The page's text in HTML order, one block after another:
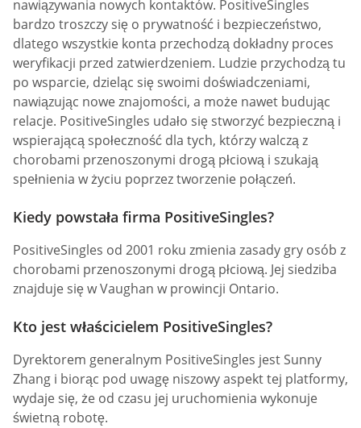
nawiązywania nowych kontaktów. PositiveSingles
bardzo troszczy się o prywatność i bezpieczeństwo,
dlatego wszystkie konta przechodzą dokładny proces
weryfikacji przed zatwierdzeniem. Ludzie przychodzą tu
po wsparcie, dzieląc się swoimi doświadczeniami,
nawiązując nowe znajomości, a może nawet budując
relacje. PositiveSingles udało się stworzyć bezpieczną i
wspierającą społeczność dla tych, którzy walczą z
chorobami przenoszonymi drogą płciową i szukają
spełnienia w życiu poprzez tworzenie połączeń.
Kiedy powstała firma PositiveSingles?
PositiveSingles od 2001 roku zmienia zasady gry osób z
chorobami przenoszonymi drogą płciową. Jej siedziba
znajduje się w Vaughan w prowincji Ontario.
Kto jest właścicielem PositiveSingles?
Dyrektorem generalnym PositiveSingles jest Sunny
Zhang i biorąc pod uwagę niszowy aspekt tej platformy,
wydaje się, że od czasu jej uruchomienia wykonuje
świetną robotę.